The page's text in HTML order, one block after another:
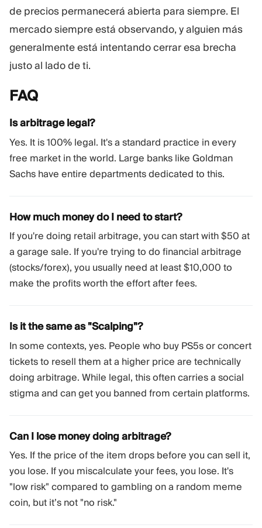
de precios permanecerá abierta para siempre. El
mercado siempre está observando, y alguien más
generalmente está intentando cerrar esa brecha
justo al lado de ti.
FAQ
Is arbitrage legal?
Yes. It is 100% legal. It's a standard practice in every
free market in the world. Large banks like Goldman
Sachs have entire departments dedicated to this.
How much money do I need to start?
If you're doing retail arbitrage, you can start with $50 at
a garage sale. If you're trying to do financial arbitrage
(stocks/forex), you usually need at least $10,000 to
make the profits worth the effort after fees.
Is it the same as "Scalping"?
In some contexts, yes. People who buy PS5s or concert
tickets to resell them at a higher price are technically
doing arbitrage. While legal, this often carries a social
stigma and can get you banned from certain platforms.
Can I lose money doing arbitrage?
Yes. If the price of the item drops before you can sell it,
you lose. If you miscalculate your fees, you lose. It's
"low risk" compared to gambling on a random meme
coin, but it’s not "no risk."